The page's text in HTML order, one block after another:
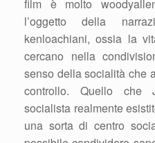
film è molto
l’oggetto della
kenloachiani, ossia la
cercano nella
senso della socialità che
controllo. Quello che
socialista realmente
una sorta di centro